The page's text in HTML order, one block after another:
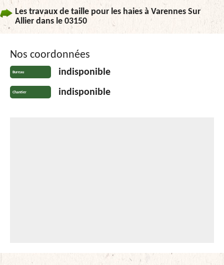
Les travaux de taille pour les haies à Varennes Sur
Allier dans le 03150
Nos coordonnées
Bureau indisponible
Chantier indisponible